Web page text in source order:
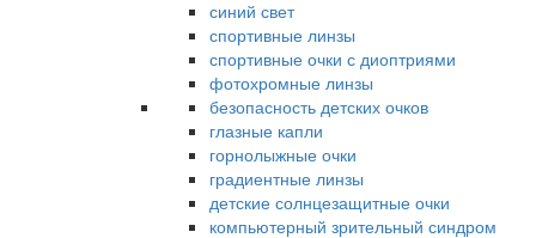
синий свет
спортивные линзы
спортивные очки с диоптриями
фотохромные линзы
безопасность детских очков
глазные капли
горнолыжные очки
градиентные линзы
детские солнцезащитные очки
компьютерный зрительный синдром